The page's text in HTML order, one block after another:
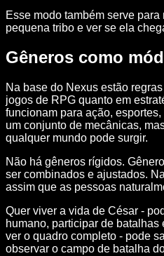
Esse modo também serve
pequena tribo e ver se ela
Gêneros como
Na base do Nexus estão
jogos de RPG quanto em
funcionam para ação,
um conjunto de mecânicas,
qualquer mundo pode surgir.
Não há gêneros rígidos.
ser combinados e ajustados.
assim que as pessoas
Quer viver a vida de César -
humano, participar de
ver o quadro completo - pode
observar o campo de batalha